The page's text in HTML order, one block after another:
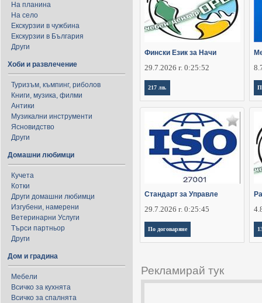
На планина
На село
Екскурзии в чужбина
Екскурзии в България
Други
Хоби и развлечение
Туризъм, къмпинг, риболов
Книги, музика, филми
Антики
Музикални инструменти
Ясновидство
Други
Домашни любимци
Кучета
Котки
Други домашни любимци
Изгубени, намерени
Ветеринарни Услуги
Търси партньор
Други
Дом и градина
Мебели
Всичко за кухнята
Всичко за спалнята
Фински Език за Начи
29.7.2026 г. 0:25:52
217 лв.
Стандарт за Управле
29.7.2026 г. 0:25:45
По договаряне
Рекламирай тук